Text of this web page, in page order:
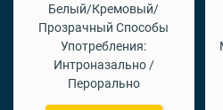
Белый/Кремовый/
Прозрачный Способы
Употребления:
Интроназально /
Перорально